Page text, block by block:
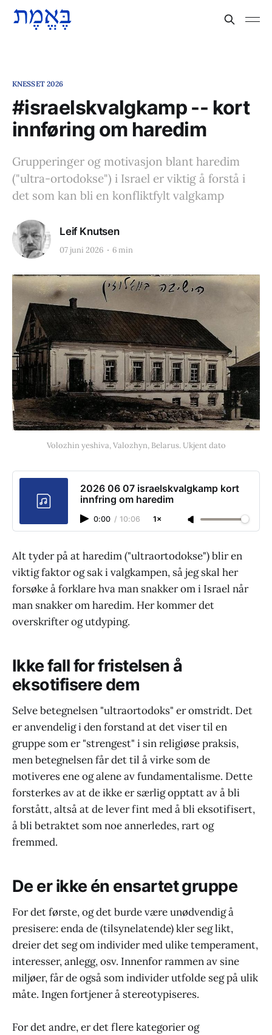
KNESSET 2026
#israelskvalgkamp -- kort
innføring om haredim
Grupperinger og motivasjon blant haredim
("ultra-ortodokse") i Israel er viktig å forstå i
det som kan bli en konfliktfylt valgkamp
Leif Knutsen
07 juni 2026 6 min
Volozhin yeshiva, Valozhyn, Belarus. Ukjent dato
2026 06 07 israelskvalgkamp kort
innfring om haredim
0:00 / 10:06 1×
Alt tyder på at haredim ("ultraortodokse") blir en
viktig faktor og sak i valgkampen, så jeg skal her
forsøke å forklare hva man snakker om i Israel når
man snakker om haredim. Her kommer det
overskrifter og utdyping.
Ikke fall for fristelsen å
eksotifisere dem
Selve betegnelsen "ultraortodoks" er omstridt. Det
er anvendelig i den forstand at det viser til en
gruppe som er "strengest" i sin religiøse praksis,
men betegnelsen får det til å virke som de
motiveres ene og alene av fundamentalisme. Dette
forsterkes av at de ikke er særlig opptatt av å bli
forstått, altså at de lever fint med å bli eksotifisert,
å bli betraktet som noe annerledes, rart og
fremmed.
De er ikke én ensartet gruppe
For det første, og det burde være unødvendig å
presisere: enda de (tilsynelatende) kler seg likt,
dreier det seg om individer med ulike temperament,
interesser, anlegg, osv. Innenfor rammen av sine
miljøer, får de også som individer utfolde seg på ulik
måte. Ingen fortjener å stereotypiseres.
For det andre, er det flere kategorier og